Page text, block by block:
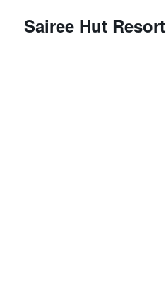
הטבות ושירותים בSairee Hut Resort